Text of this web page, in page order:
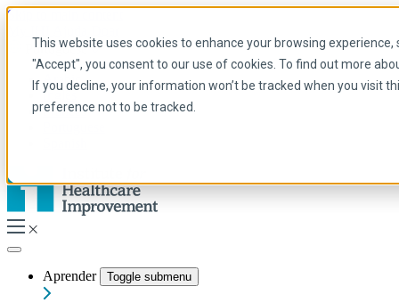
This website uses cookies to enhance your browsing
"Accept", you consent to our use of cookies. To find out more
If you decline, your information won’t be tracked when you visit
preference not to be tracked.
Skip to main content
Portuguese
Arabic
Inglês
Francês
Aprender Toggle submenu